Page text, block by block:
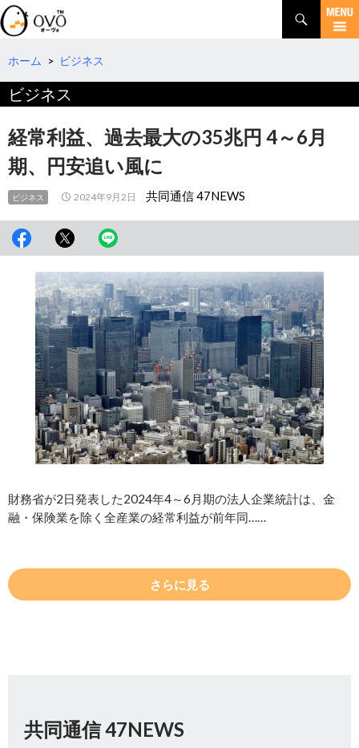
検
索
コ
テ
へ
動
ホーム > ビジネス
ビジネス
経常利益、過去最大の35兆円 4～6月
期、円安追い風に
ビジネス 2024年9月2日 共同通信 47NEWS
財務省が2日発表した2024年4～6月期の法人企業統計は、金
融・保険業を除く全産業の経常利益が前年同……
さらに見る
共同通信 47NEWS